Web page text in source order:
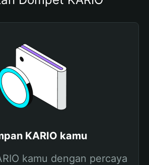
KARIO kamu
kamu dengan percaya